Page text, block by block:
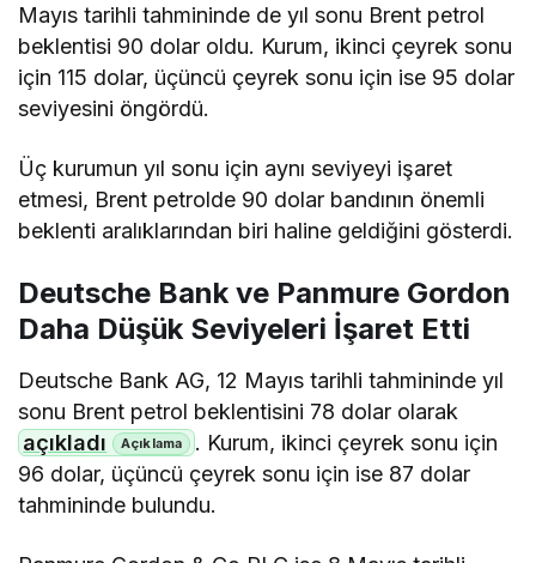
Mayıs tarihli tahmininde de yıl sonu Brent petrol
beklentisi 90 dolar oldu. Kurum, ikinci çeyrek sonu
için 115 dolar, üçüncü çeyrek sonu için ise 95 dolar
seviyesini öngördü.
Üç kurumun yıl sonu için aynı seviyeyi işaret
etmesi, Brent petrolde 90 dolar bandının önemli
beklenti aralıklarından biri haline geldiğini gösterdi.
Deutsche Bank ve Panmure Gordon
Daha Düşük Seviyeleri İşaret Etti
Deutsche Bank AG, 12 Mayıs tarihli tahmininde yıl
sonu Brent petrol beklentisini 78 dolar olarak
açıkladı
. Kurum, ikinci çeyrek sonu için
96 dolar, üçüncü çeyrek sonu için ise 87 dolar
tahmininde bulundu.